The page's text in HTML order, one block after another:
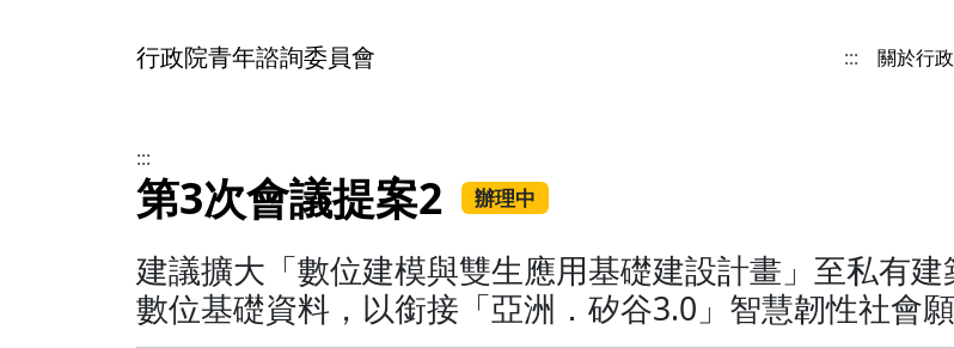
行政院青年諮詢委員會 ::: 關於行
:::
第3次會議提案2 辦理中
建議擴大「數位建模與雙生應用基礎建設計畫」至私有
數位基礎資料，以銜接「亞洲．矽谷3.0」智慧韌性社會